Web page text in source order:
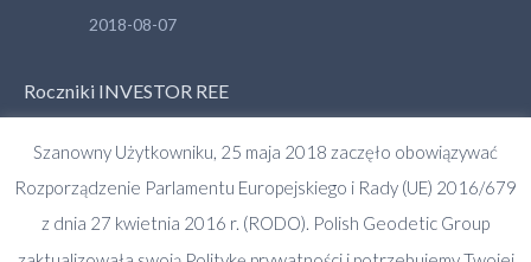
2018-08-07
Roczniki INVESTOR REE
Rocznik Geodetic [3] 2019 „Investor – Real Estate
Expert”
Szanowny Użytkowniku, 25 maja 2018 zaczęło obowiązywać
Rozporządzenie Parlamentu Europejskiego i Rady (UE) 2016/679
z dnia 27 kwietnia 2016 r. (RODO). Polish Geodetic Group